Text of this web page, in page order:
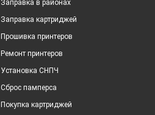
Заправка в районах
Заправка картриджей
Прошивка принтеров
Ремонт принтеров
Установка СНПЧ
Сброс памперса
Покупка картриджей